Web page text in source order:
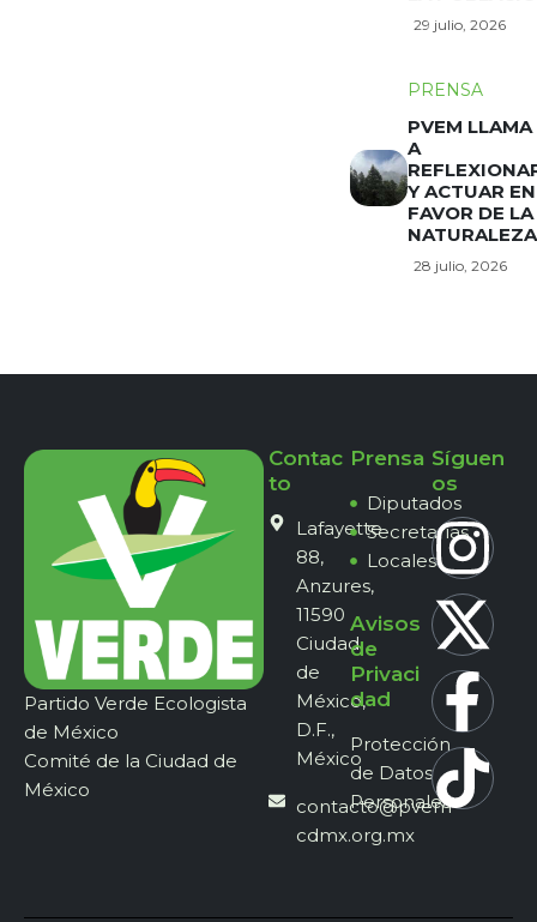
29 julio, 2026
PRENSA
PVEM LLAMA
A
Y ACTUAR EN
FAVOR DE LA
NATURALEZA
28 julio, 2026
Partido Verde Ecologista
de México
Comité de la Ciudad de
México
Contac
to
Lafayette
88,
Anzures,
11590
Ciudad
de
México,
D.F.,
México
contacto@pvem-
cdmx.org.mx
Prensa
Diputados
Secretarías
Locales
Avisos
de
Privaci
dad
Protección
de Datos
Personales
Síguen
os